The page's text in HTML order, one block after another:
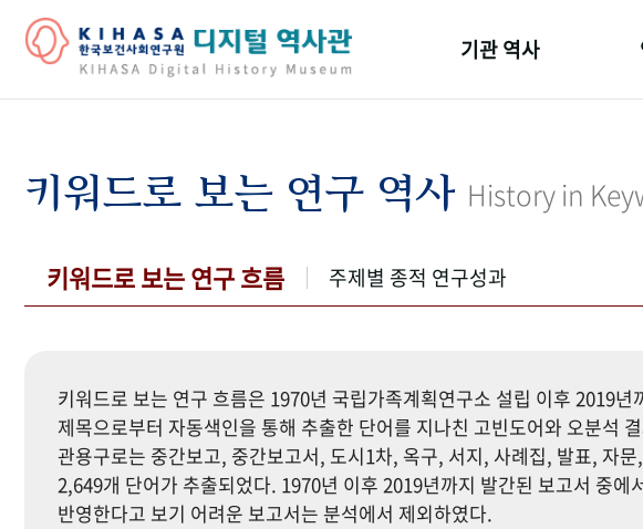
기관 역사
연구원 사람들
키워
키워드로 보는 연구 역사 History in
키워드로 보는 연구 흐름 주제별 종적 연구성과
키워드로 보는 연구 흐름은 1970년 국립가족계획연구소 설립 이후 2019
제목으로부터 자동색인을 통해 추출한 단어를 지나친 고빈도어와 오분석
관용구로는 중간보고, 중간보고서, 도시1차, 옥구, 서지, 사례집, 발표, 자
2,649개 단어가 추출되었다. 1970년 이후 2019년까지 발간된 보고서 중
반영한다고 보기 어려운 보고서는 분석에서 제외하였다.